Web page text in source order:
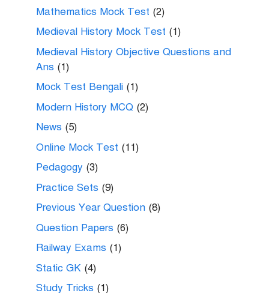
Mathematics Mock Test (2)
Medieval History Mock Test (1)
Medieval History Objective Questions and
Ans (1)
Mock Test Bengali (1)
Modern History MCQ (2)
News (5)
Online Mock Test (11)
Pedagogy (3)
Practice Sets (9)
Previous Year Question (8)
Question Papers (6)
Railway Exams (1)
Static GK (4)
Study Tricks (1)